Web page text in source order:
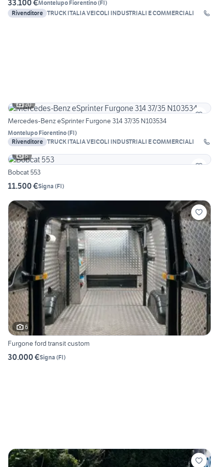
33.100 €Montelupo Fiorentino(FI)
Rivenditore TRUCK ITALIA VEICOLI INDUSTRIALI E COMMERCIALI
20
Mercedes-Benz eSprinter Furgone 314 37/35 N103534
Montelupo Fiorentino(FI)
Rivenditore TRUCK ITALIA VEICOLI INDUSTRIALI E COMMERCIALI
6
Bobcat 553
11.500 €Signa (FI)
6
Furgone ford transit custom
30.000 €Signa (FI)